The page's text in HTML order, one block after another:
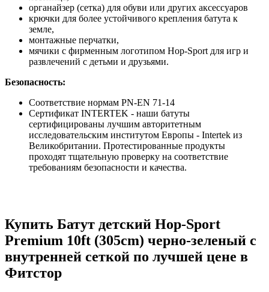
органайзер (сетка) для обуви или других аксессуаров
крючки для более устойчивого крепления батута к
земле,
монтажные перчатки,
мячики с фирменным логотипом Hop-Sport для игр и
развлечений с детьми и друзьями.
Безопасность:
Соответствие нормам PN-EN 71-14
Сертификат INTERTEK - наши батуты
сертифицированы лучшим авторитетным
исследовательским институтом Европы - Intertek из
Великобритании. Протестированные продукты
проходят тщательную проверку на соответствие
требованиям безопасности и качества.
Купить Батут детский Hop-Sport
Premium 10ft (305cm) черно-зеленый с
внутренней сеткой по лучшей цене в
Фитстор